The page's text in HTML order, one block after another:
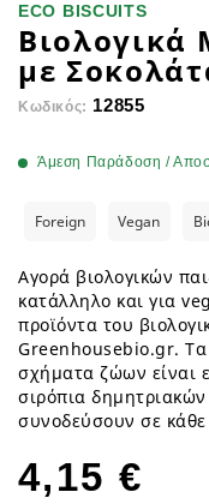
ECO BISCUITS
Βιολογικά
με
Κωδικός: 12855
Άμεση Παράδοση /
Foreign Vegan
Αγορά βιολογικών
κατάλληλο και για
προϊόντα του
Greenhousebio.gr. Τα
σχήματα ζώων είναι
σιρόπια
συνοδεύσουν σε
4,15 €